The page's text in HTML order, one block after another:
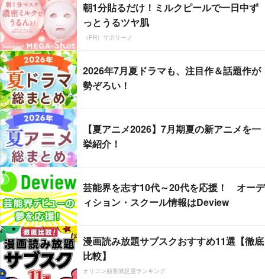
朝1分貼るだけ！ミルクピールで一日中ず
っとうるツヤ肌
（PR）サボリーノ
2026年7月夏ドラマも、注目作＆話題作が
勢ぞろい！
【夏アニメ2026】7月期夏の新アニメを一
挙紹介！
芸能界を志す10代～20代を応援！ オーデ
ィション・スクール情報はDeview
漫画読み放題サブスクおすすめ11選【徹底
比較】
オリコン顧客満足度ランキング